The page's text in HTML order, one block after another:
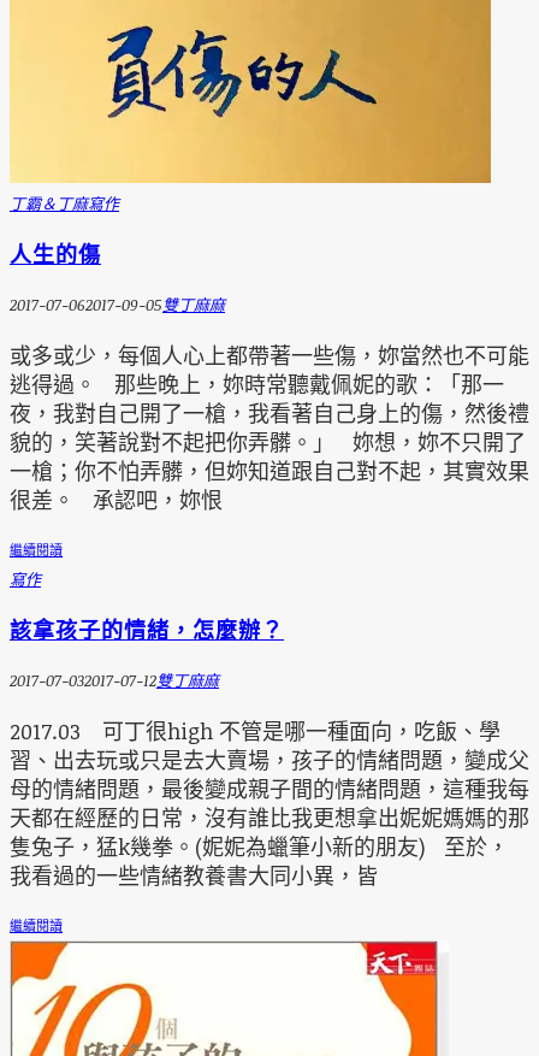
丁霸＆丁麻寫作
人生的傷
2017-07-062017-09-05雙丁麻麻
或多或少，每個人心上都帶著一些傷，妳當然也不可能
逃得過。 那些晚上，妳時常聽戴佩妮的歌：「那一
夜，我對自己開了一槍，我看著自己身上的傷，然後禮
貌的，笑著說對不起把你弄髒。」 妳想，妳不只開了
一槍；你不怕弄髒，但妳知道跟自己對不起，其實效果
很差。 承認吧，妳恨
繼續閱讀
寫作
該拿孩子的情緒，怎麼辦？
2017-07-032017-07-12雙丁麻麻
2017.03 可丁很high 不管是哪一種面向，吃飯、學
習、出去玩或只是去大賣場，孩子的情緒問題，變成父
母的情緒問題，最後變成親子間的情緒問題，這種我每
天都在經歷的日常，沒有誰比我更想拿出妮妮媽媽的那
隻兔子，猛k幾拳。(妮妮為蠟筆小新的朋友) 至於，
我看過的一些情緒教養書大同小異，皆
繼續閱讀